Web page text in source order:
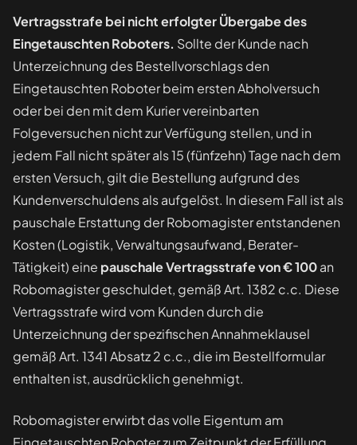
Vertragsstrafe bei nicht erfolgter Übergabe des
Eingetauschten Roboters. Sollte der Kunde nach
Unterzeichnung des Bestellvorschlags den
Eingetauschten Roboter beim ersten Abholversuch
oder bei den mit dem Kurier vereinbarten
Folgeversuchen nicht zur Verfügung stellen, und in
jedem Fall nicht später als 15 (fünfzehn) Tage nach dem
ersten Versuch, gilt die Bestellung aufgrund des
Kundenverschuldens als aufgelöst. In diesem Fall ist als
pauschale Erstattung der Robomagister entstandenen
Kosten (Logistik, Verwaltungsaufwand, Berater-
Tätigkeit) eine pauschale Vertragsstrafe von € 100an
Robomagister geschuldet, gemäß Art. 1382 c.c. Diese
Vertragsstrafe wird vom Kunden durch die
Unterzeichnung der spezifischen Annahmeklausel
gemäß Art. 1341 Absatz 2 c.c., die im Bestellformular
enthalten ist, ausdrücklich genehmigt.
Robomagister erwirbt das volle Eigentum am